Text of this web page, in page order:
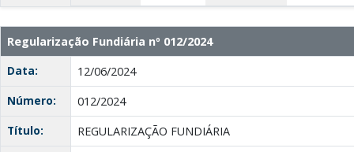
Regularização Fundiária nº 012/2024
Data:
12/06/2024
Número:
012/2024
Título:
REGULARIZAÇÃO FUNDIÁRIA